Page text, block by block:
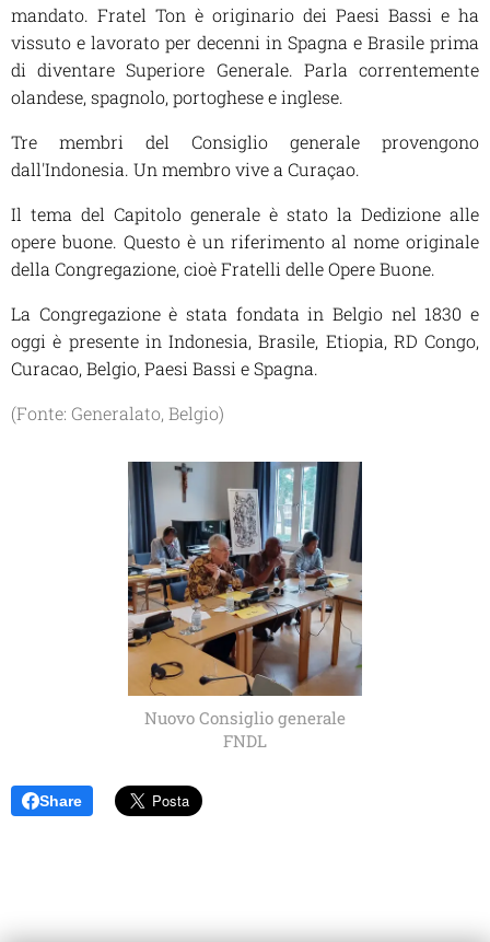
mandato. Fratel Ton è originario dei Paesi Bassi e ha
vissuto e lavorato per decenni in Spagna e Brasile prima
di diventare Superiore Generale. Parla correntemente
olandese, spagnolo, portoghese e inglese.
Tre membri del Consiglio generale provengono
dall'Indonesia. Un membro vive a Curaçao.
Il tema del Capitolo generale è stato la Dedizione alle
opere buone. Questo è un riferimento al nome originale
della Congregazione, cioèFratelli delle Opere Buone.
La Congregazione è stata fondata in Belgio nel 1830 e
oggi è presente in Indonesia, Brasile, Etiopia, RD Congo,
Curacao, Belgio, Paesi Bassi e Spagna.
(Fonte: Generalato, Belgio)
Nuovo Consiglio generale
FNDL
Share